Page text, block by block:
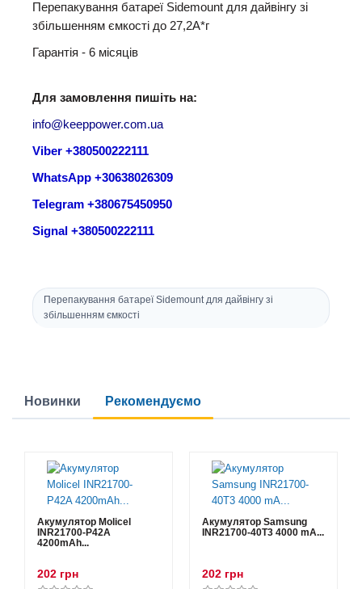
Перепакування батареї Sidemount для дайвінгу зі
збільшенням ємкості до 27,2А*г
Гарантія - 6 місяців
Для замовлення пишіть на:
info@keeppower.com.ua
Viber +380500222111
WhatsApp +30638026309
Telegram +380675450950
Signal +380500222111
Перепакування батареї Sidemount для дайвінгу зі
збільшенням ємкості
Новинки Рекомендуємо
Акумулятор Molicel
INR21700-P42A
4200mAh...
202 грн
Акумулятор Samsung
INR21700-40T3 4000 mA...
202 грн